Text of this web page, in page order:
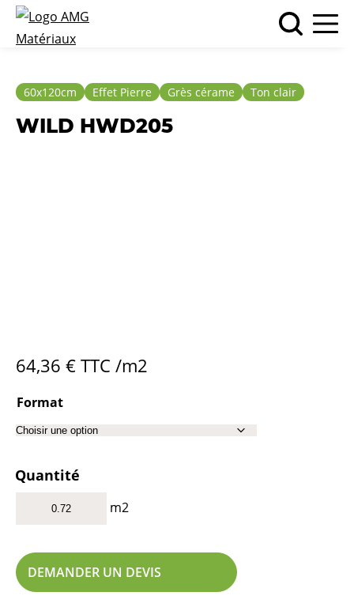
60x120cm Effet Pierre Grès cérame Ton clair
WILD HWD205
64,36 € TTC /m2
Format
Quantité
m2
DEMANDER UN DEVIS